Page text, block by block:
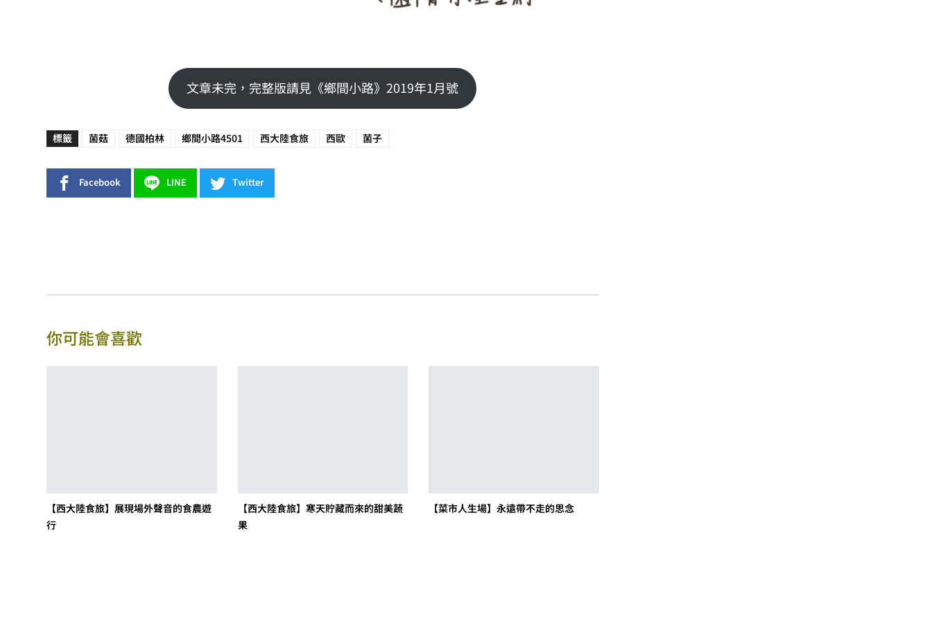
文章未完，完整版請見《鄉間小路》2019年1月號
標籤 菌菇 德國柏林 鄉間小路4501 西大陸食旅 西歐 菌子
Facebook LINE Twitter
你可能會喜歡
【西大陸食旅】展現場外聲音的食農遊
行
【西大陸食旅】寒天貯藏而來的甜美蔬
果
【菜市人生場】永遠帶不走的思念